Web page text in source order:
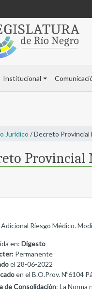
Institucional
Jurídico / Decreto Provincial
Provincial
Riesgo Médico.
en: Digesto
Permanente
el 28-06-2022
en el B.O.Prov. Nº6104
de Consolidación: La Norma